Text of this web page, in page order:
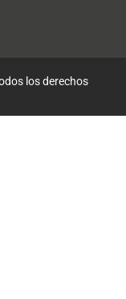
los derechos